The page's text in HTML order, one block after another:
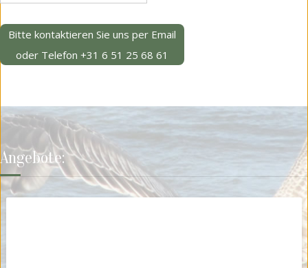
Bitte kontaktieren Sie uns per Email
oder Telefon +31 6 51 25 68 61
Angebote: